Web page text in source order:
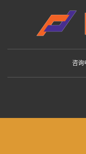
HOW TO SHOP
Login or create
2 Review your
FREE
If you still have
SHOWROOM
咨询